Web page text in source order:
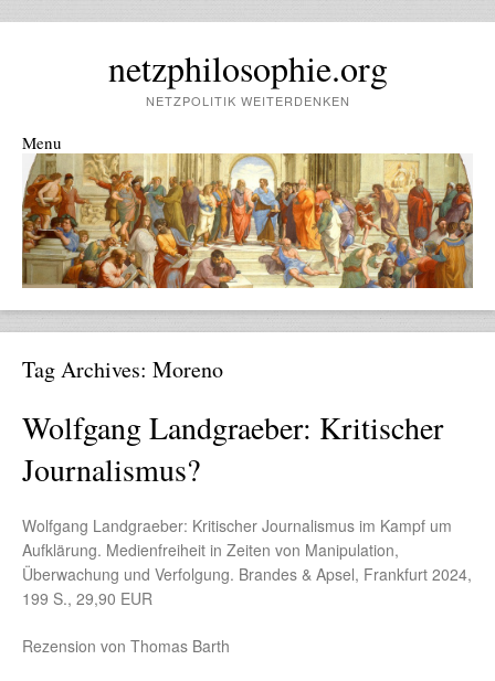
netzphilosophie.org
NETZPOLITIK WEITERDENKEN
Menu
Skip to content
Tag Archives: Moreno
Wolfgang Landgraeber: Kritischer
Journalismus?
Wolfgang Landgraeber: Kritischer Journalismus im Kampf um
Aufklärung. Medienfreiheit in Zeiten von Manipulation,
Überwachung und Verfolgung. Brandes & Apsel, Frankfurt 2024,
199 S., 29,90 EUR
Rezension von Thomas Barth